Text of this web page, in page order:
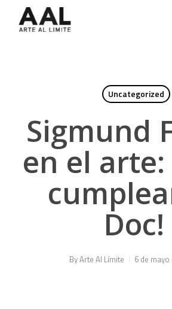
Uncategorized
Sigmund
en el arte:
Doc!
ByArte Al Límite 6 de